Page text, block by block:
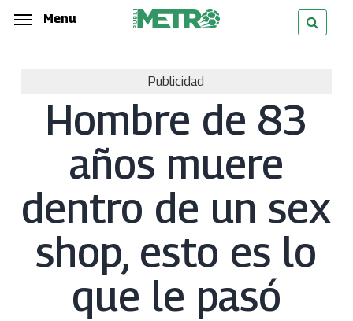
Skip
Menu
Publicidad
Hombre de 83
años muere
dentro de un sex
shop, esto es lo
que le pasó
Menu